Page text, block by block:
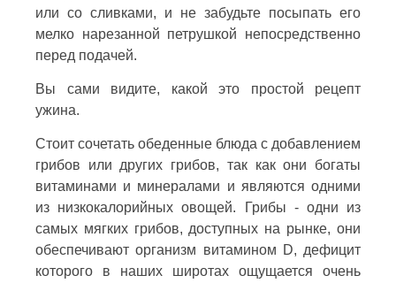
или со сливками, и не забудьте посыпать его
мелко нарезанной петрушкой непосредственно
перед подачей.
Вы сами видите, какой это простой рецепт
ужина.
Стоит сочетать обеденные блюда с добавлением
грибов или других грибов, так как они богаты
витаминами и минералами и являются одними
из низкокалорийных овощей. Грибы - одни из
самых мягких грибов, доступных на рынке, они
обеспечивают организм витамином D, дефицит
которого в наших широтах ощущается очень